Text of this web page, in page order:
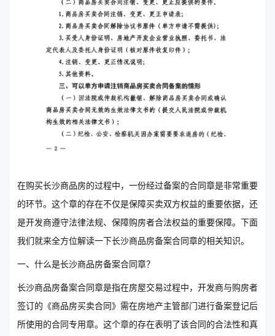
在购买长沙商品房的过程中，一份经过备案的合同章是非常重要
的环节。这个章的存在不仅是保障买卖双方权益的重要依据，还
是开发商遵守法律法规、保障购房者合法权益的重要保障。下面
我们就来全方位解读一下长沙商品房备案合同章的相关知识。
一、什么是长沙商品房备案合同章？
长沙商品房备案合同章是指在房屋交易过程中，开发商与购房者
签订的《商品房买卖合同》需在房地产主管部门进行备案登记后
所使用的合同专用章。这个章的存在表明了该合同的合法性和真